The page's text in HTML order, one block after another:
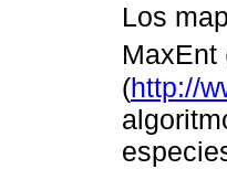
Los
MaxEnt
(http://